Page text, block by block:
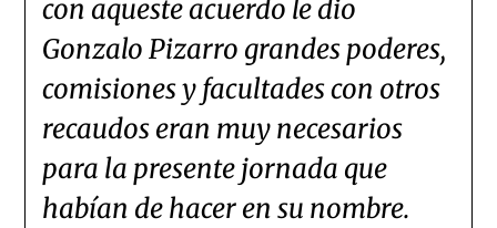
con aqueste acuerdo le dio
Gonzalo Pizarro grandes poderes,
comisiones y facultades con otros
recaudos eran muy necesarios
para la presente jornada que
habían de hacer en su nombre.